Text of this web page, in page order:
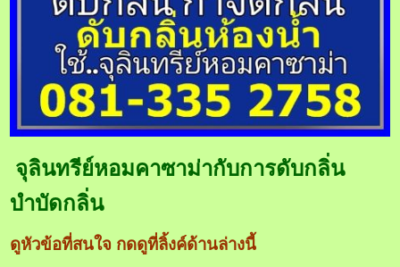
จุลินทรีย์หอมคาซาม่ากับการดับกลิ่น
บำบัดกลิ่น
ดูหัวข้อที่สนใจ กดดูที่ลิ้งค์ด้านล่างนี้